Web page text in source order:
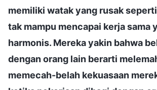
memiliki watak yang rusak
tak mampu mencapai kerja sama
harmonis. Mereka yakin bahwa
dengan orang lain berarti
memecah-belah kekuasaan